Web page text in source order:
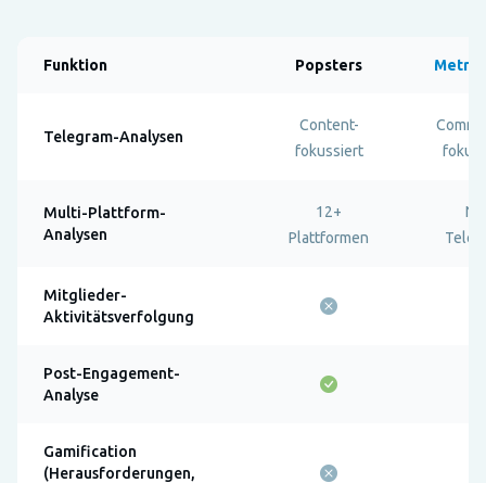
Funktion Popsters
Telegram-Analysen
Content-
fokussiert
Multi-Plattform-
Analysen
12+
Plattformen
Mitglieder-
Aktivitätsverfolgung
Post-Engagement-
Analyse
Gamification
(Herausforderungen,